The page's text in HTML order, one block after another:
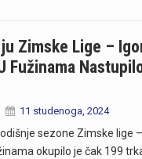
Zimske Lige –
Fužinama
11 studenoga, 2024
sezone Zimske lige
okupilo je čak 199